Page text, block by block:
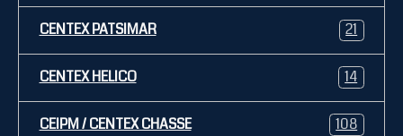
CENTEX PATSIMAR 21
CENTEX HELICO 14
CEIPM / CENTEX CHASSE 108